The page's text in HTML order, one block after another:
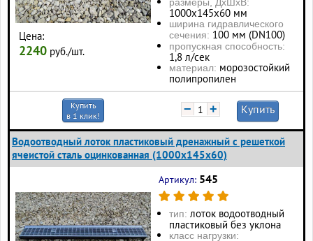
Цена:
2240 руб./шт.
1000х145х60 мм
ширина гидравлического
сечения: 100 мм (DN100)
пропускная способность:
1,8 л/сек
материал: морозостойкий
полипропилен
Купить
в 1 клик!
− + Купить
Водоотводный лоток пластиковый дренажный с решеткой
ячеистой сталь оцинкованная (1000x145x60)
Артикул: 545
тип: лоток водоотводный
пластиковый без уклона
класс нагрузки: